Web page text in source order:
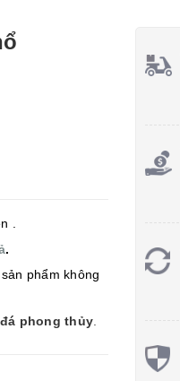
.
.
phẩm không
phong thủy